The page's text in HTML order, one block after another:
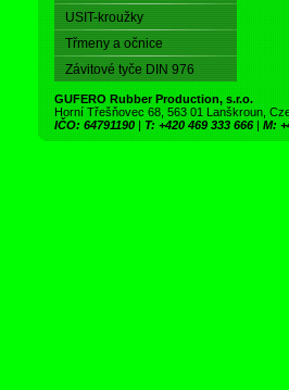
USIT-kroužky
Třmeny a očnice
Závitové tyče DIN 976
GUFERO Rubber Production, s.r.o.
Horní Třešňovec 68, 563 01 Lanškroun,
IČO: 64791190 | T: +420 469 333 666 | M: